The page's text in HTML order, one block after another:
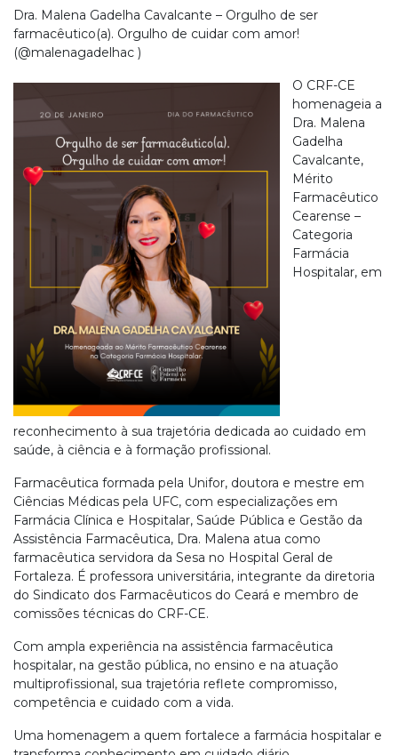
Dra. Malena Gadelha Cavalcante – Orgulho de ser
farmacêutico(a). Orgulho de cuidar com amor!
(@malenagadelhac )
O CRF-CE
homenageia a
Dra. Malena
Gadelha
Cavalcante,
Mérito
Farmacêutico
Cearense –
Categoria
Farmácia
Hospitalar, em
reconhecimento à sua trajetória dedicada ao cuidado em
saúde, à ciência e à formação profissional.
Farmacêutica formada pela Unifor, doutora e mestre em
Ciências Médicas pela UFC, com especializações em
Farmácia Clínica e Hospitalar, Saúde Pública e Gestão da
Assistência Farmacêutica, Dra. Malena atua como
farmacêutica servidora da Sesa no Hospital Geral de
Fortaleza. É professora universitária, integrante da diretoria
do Sindicato dos Farmacêuticos do Ceará e membro de
comissões técnicas do CRF-CE.
Com ampla experiência na assistência farmacêutica
hospitalar, na gestão pública, no ensino e na atuação
multiprofissional, sua trajetória reflete compromisso,
competência e cuidado com a vida.
Uma homenagem a quem fortalece a farmácia hospitalar e